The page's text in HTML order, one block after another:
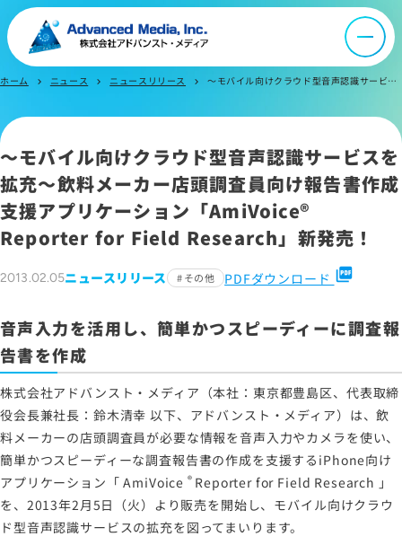
ニュース
採用情報
よくあるご質問
お問い合わせ
サイトのご利用について
ソーシャルメディアポリシー
プライバシーポリシー
情報セキュリティポリシー
労働者派遣事業に関わる情報
メールマガジン
ホーム chevron_right ニュース chevron_right ニュースリリース chevron_right ～モバイル向けクラウド型音声認識サービスを拡充～飲料メーカー店頭調査員向け報告書作成支援アプリケーション「AmiVoice Reporter for Field Research」新発売！～音声入力を活用し、簡単かつスピーディーに調査報告書を作成～
～モバイル向けクラウド型音声認識サービスを
拡充～飲料メーカー店頭調査員向け報告書作成
支援アプリケーション「AmiVoice®
Reporter for Field Research」新発売！
2013.02.05ニュースリリース その他 PDFダウンロード picture_as_pdf
音声入力を活用し、簡単かつスピーディーに調査報
告書を作成
株式会社アドバンスト・メディア（本社：東京都豊島区、代表取締
役会長兼社長：鈴木清幸 以下、アドバンスト・メディア）は、飲
料メーカーの店頭調査員が必要な情報を音声入力やカメラを使い、
簡単かつスピーディーな調査報告書の作成を支援するiPhone向け
アプリケーション「AmiVoice ® Reporter for Field Research 」
を、2013年2月5日（火）より販売を開始し、モバイル向けクラウ
ド型音声認識サービスの拡充を図ってまいります。